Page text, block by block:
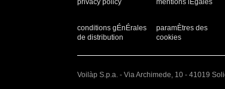
privacy policy mentions lÉgales
conditions gÉnÉrales
de distribution
paramÈtres des
cookies
Voilàp S.p.a. - Via Archimede, 10 - 41019